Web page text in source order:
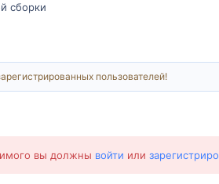
сборки
пользователей!
вы должны войти или